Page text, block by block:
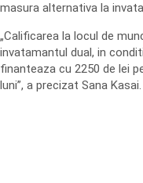
masura alternativa la
„Calificarea la locul de
invatamantul dual, in
finanteaza cu 2250 de lei
luni”, a precizat Sana Kasai.